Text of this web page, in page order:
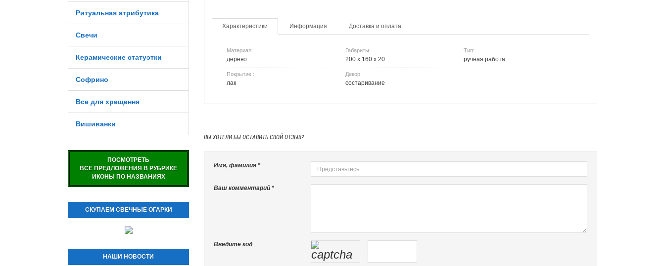
Ритуальная атрибутика
Свечи
Керамические статуэтки
Софрино
Все для хрещення
Вишиванки
ПОСМОТРЕТЬ
ВСЕ ПРЕДЛОЖЕНИЯ В РУБРИКЕ
ИКОНЫ ПО НАЗВАНИЯХ
СКУПАЕМ СВЕЧНЫЕ ОГАРКИ
НАШИ НОВОСТИ
Характеристики Информация Доставка и оплата
Материал:
дерево
Габариты:
200 х 160 х 20
Тип:
ручная работа
Покрытие :
лак
Декор:
состаривание
ВЫ ХОТЕЛИ БЫ ОСТАВИТЬ СВОЙ ОТЗЫВ?
Имя, фамилия *
Ваш комментарий *
Введите код